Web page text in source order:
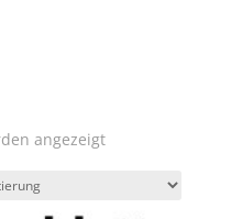
angezeigt